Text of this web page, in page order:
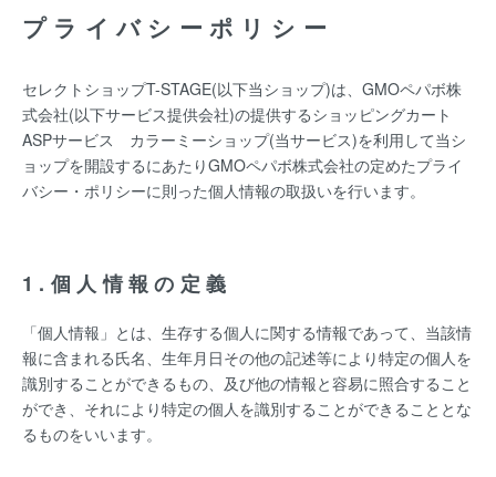
プライバシーポリシー
セレクトショップT-STAGE(以下当ショップ)は、 GMOペパボ株
式会社(以下サービス提供会社)の提供するショッピングカート
ASPサービス カラーミーショップ(当サービス)を利用して当シ
ョップを開設するにあたりGMOペパボ株式会社の定めたプライ
バシー・ポリシーに則った個人情報の取扱いを行います。
1.個人情報の定義
「個人情報」とは、生存する個人に関する情報であって、当該情
報に含まれる氏名、生年月日その他の記述等により特定の個人を
識別することができるもの、及び他の情報と容易に照合すること
ができ、それにより特定の個人を識別することができることとな
るものをいいます。